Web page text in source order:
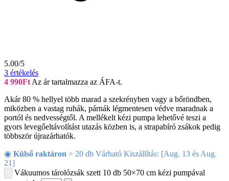
5.00/5
3 értékelés
4 990Ft Az ár tartalmazza az ÁFA-t.
Akár 80 % hellyel több marad a szekrényben vagy a bőröndben,
miközben a vastag ruhák, párnák légmentesen védve maradnak a
portól és nedvességtől. A mellékelt kézi pumpa lehetővé teszi a
gyors levegőeltávolítást utazás közben is, a strapabíró zsákok pedig
többször újrazárhatók.
◉ Külső raktáron > 20 db Várható Kiszállítás: [Aug. 13 és Aug.
21]
Vákuumos tárolózsák szett 10 db 50×70 cm kézi pumpával